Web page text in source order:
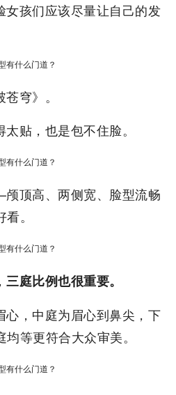
女孩们应该尽量让自己的发
穹》。
贴，也是包不住脸。
顶高、两侧宽、脸型流畅
。
三庭比例也很重要。
心，中庭为眉心到鼻尖，下
等更符合大众审美。